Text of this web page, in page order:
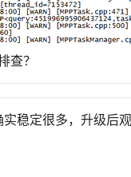
查？
实稳定很多，升级后